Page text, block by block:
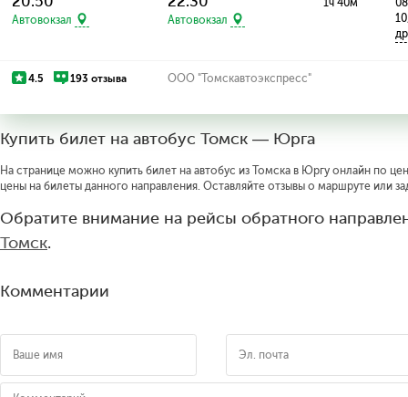
Автовокзал Автовокзал
1ч 40м
4.5 193 отзыва ООО "Томскавтоэкспресс"
Купить билет на автобус Томск — Юрга
На странице можно купить билет на автобус из Томска в Юргу онлайн по
цены на билеты данного направления. Оставляйте отзывы о маршруте или
Обратите внимание на рейсы обратного
Томск.
Комментарии